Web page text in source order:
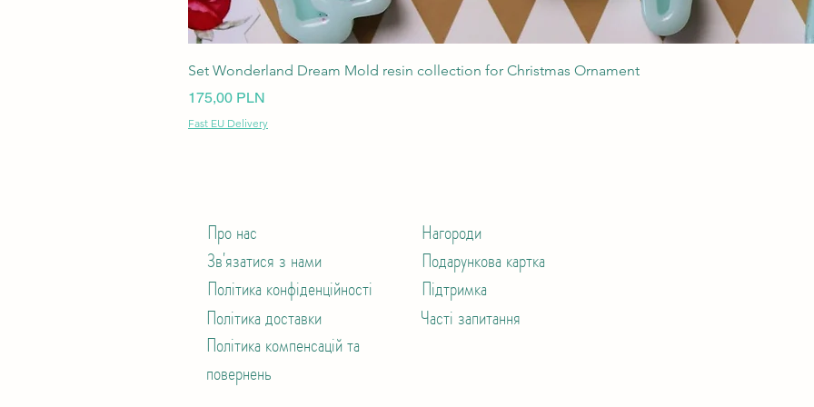
Швидкий перегляд
Set Wonderland Dream Mold resin collection for Christmas Ornament
Ціна
175,00 PLN
Fast EU Delivery
Про нас
Зв'язатися з нами
Політика конфіденційності
Політика доставки
Політика компенсацій та
повернень
Нагороди
Подарункова картка
Підтримка
Часті запитання